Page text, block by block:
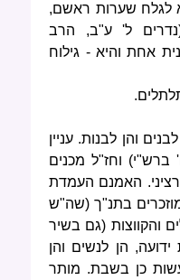
לגלח שערות ראשם,
ל' ע"ב, הרב
אחת והיא - גילוח
והן לבנות. עניין
וחז"ל מכנים
האמנם העמדת
בתנ"ך (שה"ש
והקווצות (גם בשיר
הן לנשים והן
כן בשבת. מותר